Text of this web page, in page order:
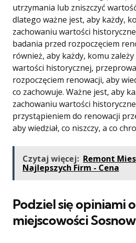
utrzymania lub zniszczyć
dlatego ważne jest, aby każdy,
zachowaniu wartości
badania przed rozpoczęciem
również, aby każdy, komu
wartości historycznej,
rozpoczęciem renowacji, aby
co zachowuje. Ważne jest, aby
zachowaniu wartości
przystąpieniem do renowacji
aby wiedział, co niszczy, a co
Czytaj więcej: Remont
Najlepszych Firm - Cena
Podziel się opiniami
miejscowości